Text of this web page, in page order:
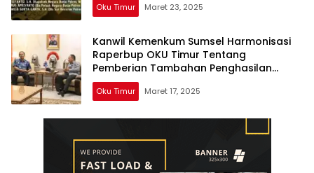
Oku Timur Maret 23, 2025
Kanwil Kemenkum Sumsel Harmonisasi
Raperbup OKU Timur Tentang
Pemberian Tambahan Penghasilan
ASN,buatlah judul di samping menjadi
lebih menarik
Oku Timur Maret 17, 2025